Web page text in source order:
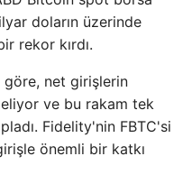
doların üzerinde
rekor kırdı.
göre, net girişlerin
ve bu rakam tek
Fidelity'nin FBTC'si
önemli bir katkı